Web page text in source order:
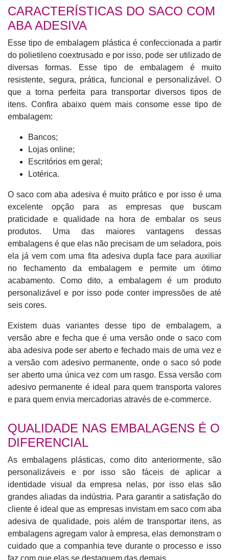
CARACTERÍSTICAS DO SACO COM
ABA ADESIVA
Esse tipo de embalagem plástica é confeccionada a partir
do polietileno coextrusado e por isso, pode ser utilizado de
diversas formas. Esse tipo de embalagem é muito
resistente, segura, prática, funcional e personalizável. O
que a torna perfeita para transportar diversos tipos de
itens. Confira abaixo quem mais consome esse tipo de
embalagem:
Bancos;
Lojas online;
Escritórios em geral;
Lotérica.
O saco com aba adesiva é muito prático e por isso é uma
excelente opção para as empresas que buscam
praticidade e qualidade na hora de embalar os seus
produtos. Uma das maiores vantagens dessas
embalagens é que elas não precisam de um seladora, pois
ela já vem com uma fita adesiva dupla face para auxiliar
no fechamento da embalagem e permite um ótimo
acabamento. Como dito, a embalagem é um produto
personalizável e por isso pode conter impressões de até
seis cores.
Existem duas variantes desse tipo de embalagem, a
versão abre e fecha que é uma versão onde o saco com
aba adesiva pode ser aberto e fechado mais de uma vez e
a versão com adesivo permanente, onde o saco só pode
ser aberto uma única vez com um rasgo. Essa versão com
adesivo permanente é ideal para quem transporta valores
e para quem envia mercadorias através de e-commerce.
QUALIDADE NAS EMBALAGENS É O
DIFERENCIAL
As embalagens plásticas, como dito anteriormente, são
personalizáveis e por isso são fáceis de aplicar a
identidade visual da empresa nelas, por isso elas são
grandes aliadas da indústria. Para garantir a satisfação do
cliente é ideal que as empresas invistam em saco com aba
adesiva de qualidade, pois além de transportar itens, as
embalagens agregam valor à empresa, elas demonstram o
cuidado que a companhia teve durante o processo e isso
faz com que elas se destaquem das demais.